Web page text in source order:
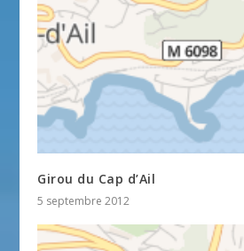
Girou du Cap d’Ail
5 septembre 2012